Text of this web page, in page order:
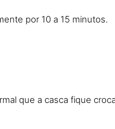
por 10 a 15 minutos.
que a casca fique